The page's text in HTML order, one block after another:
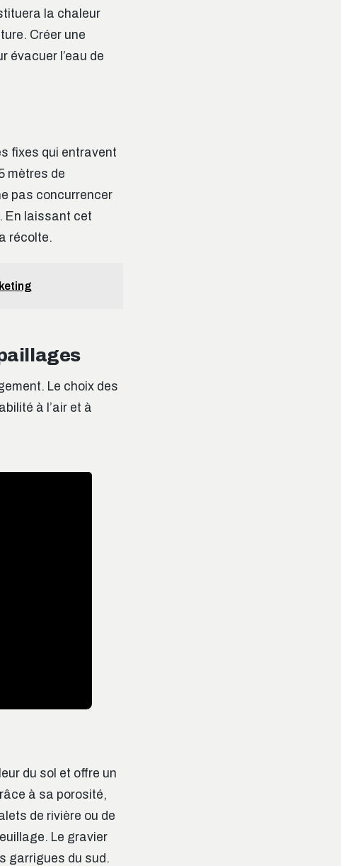
la chaleur
Créer une
évacuer l’eau de
fixes qui entravent
mètres de
pas concurrencer
En laissant cet
récolte.
Le choix des
à l’air et à
du sol et offre un
à sa porosité,
de rivière ou de
Le gravier
garrigues du sud.